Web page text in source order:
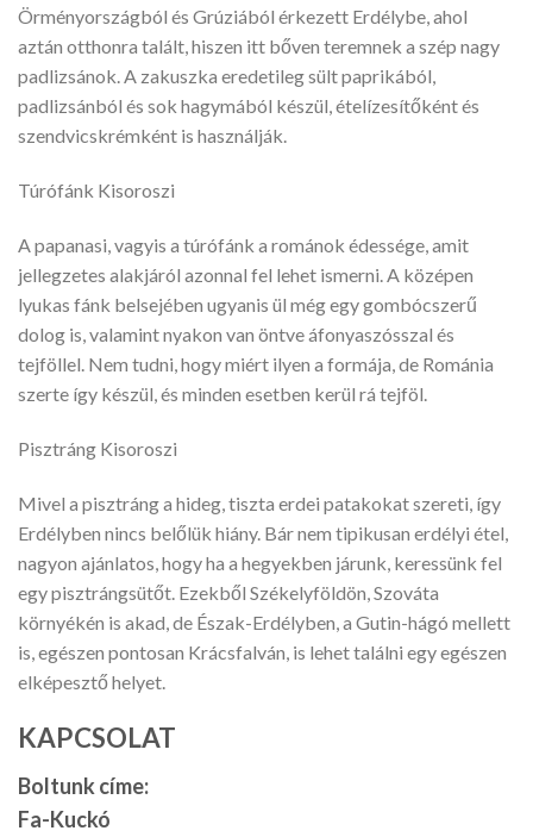
Örményországból és Grúziából érkezett Erdélybe, ahol
aztán otthonra talált, hiszen itt bőven teremnek a szép nagy
padlizsánok. A zakuszka eredetileg sült paprikából,
padlizsánból és sok hagymából készül, ételízesítőként és
szendvicskrémként is használják.
Túrófánk Kisoroszi
A papanasi, vagyis a túrófánk a románok édessége, amit
jellegzetes alakjáról azonnal fel lehet ismerni. A középen
lyukas fánk belsejében ugyanis ül még egy gombócszerű
dolog is, valamint nyakon van öntve áfonyaszósszal és
tejföllel. Nem tudni, hogy miért ilyen a formája, de Románia
szerte így készül, és minden esetben kerül rá tejföl.
Pisztráng Kisoroszi
Mivel a pisztráng a hideg, tiszta erdei patakokat szereti, így
Erdélyben nincs belőlük hiány. Bár nem tipikusan erdélyi étel,
nagyon ajánlatos, hogy ha a hegyekben járunk, keressünk fel
egy pisztrángsütőt. Ezekből Székelyföldön, Szováta
környékén is akad, de Észak-Erdélyben, a Gutin-hágó mellett
is, egészen pontosan Krácsfalván, is lehet találni egy egészen
elképesztő helyet.
KAPCSOLAT
Boltunk címe:
Fa-Kuckó